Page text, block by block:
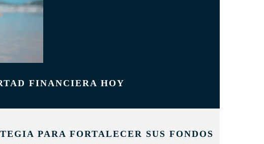
FINANCIERA HOY
PARA FORTALECER SUS FONDOS